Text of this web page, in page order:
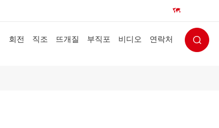

회전 직조 뜨개질 부직포 비디오 연락처 